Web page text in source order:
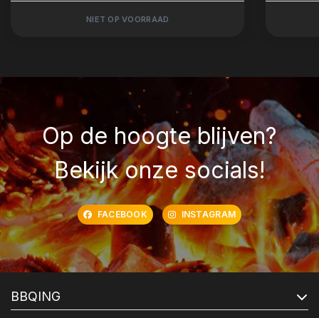
NIET OP VOORRAAD
Op de hoogte blijven?
Bekijk onze socials!
FACEBOOK INSTAGRAM
BBQING